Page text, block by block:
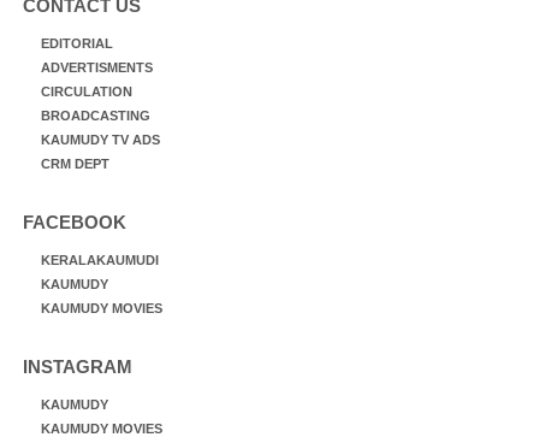
CONTACT US
EDITORIAL
ADVERTISMENTS
CIRCULATION
BROADCASTING
KAUMUDY TV ADS
CRM DEPT
FACEBOOK
KERALAKAUMUDI
KAUMUDY
KAUMUDY MOVIES
INSTAGRAM
KAUMUDY
KAUMUDY MOVIES